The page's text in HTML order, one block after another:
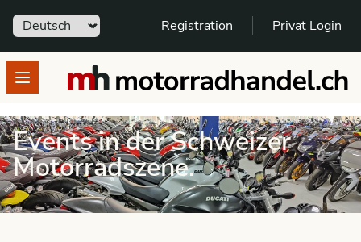
Sprache Registration Privat Login
Open menumotorradhandel.ch
Events in der Schweizer
Motorradszene.